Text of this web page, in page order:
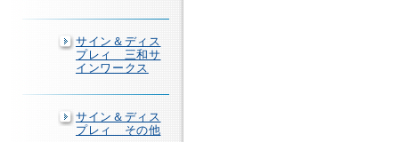
サイン＆ディス
プレィ 三和サ
インワークス
サイン＆ディス
プレィ その他